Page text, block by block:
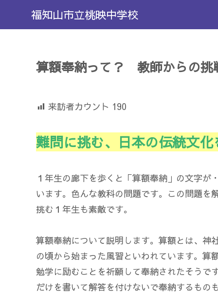
福知山市立桃映中学校
算額奉納って？ 教師からの挑
来訪者カウント 190
難問に挑む、日本の伝統文化
１年生の廊下を歩くと「算額奉納」の文字
います。色んな教科の問題です。この問題を
挑む１年生も素敵です。
算額奉納について説明します。算額とは、神
の頃から始まった風習といわれています。算
勉学に励むことを祈願して奉納されたそうで
だけを書いて解答を付けないで奉納するも